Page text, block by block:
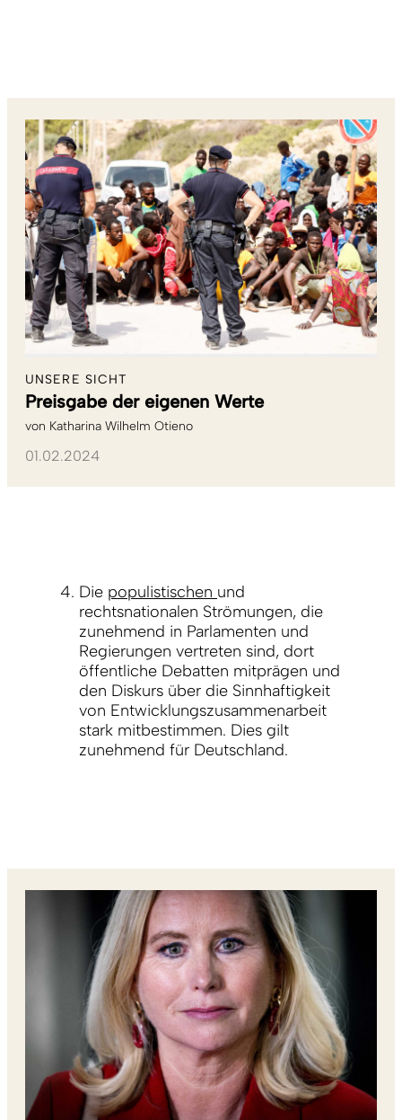
UNSERE SICHT
Preisgabe der eigenen Werte
von Katharina Wilhelm Otieno
01.02.2024
Die populistischen und
rechtsnationalen Strömungen, die
zunehmend in Parlamenten und
Regierungen vertreten sind, dort
öffentliche Debatten mitprägen und
den Diskurs über die Sinnhaftigkeit
von Entwicklungszusammenarbeit
stark mitbestimmen. Dies gilt
zunehmend für Deutschland.